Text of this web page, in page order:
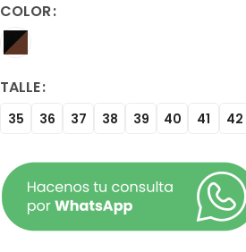
COLOR
TALLE
35 36 37 38 39 40 41 42